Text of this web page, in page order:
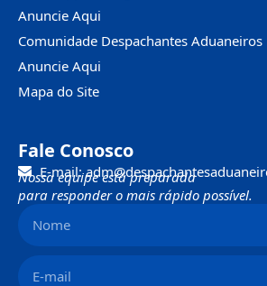
Anuncie Aqui
Comunidade Despachantes Aduaneiros
Anuncie Aqui
Mapa do Site
Fale Conosco
E-mail:
Nossa equipe está preparada
para responder o mais rápido possível.